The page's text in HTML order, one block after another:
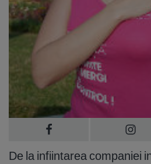
De la infiintarea companiei